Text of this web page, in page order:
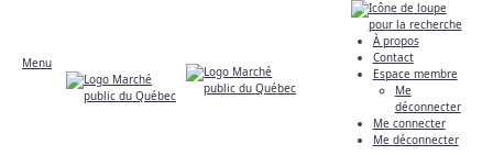
Menu
À propos
Contact
Espace membre
Me
déconnecter
Me connecter
Me déconnecter